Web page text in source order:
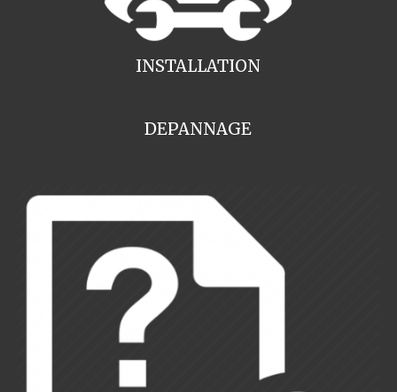
INSTALLATION
DEPANNAGE